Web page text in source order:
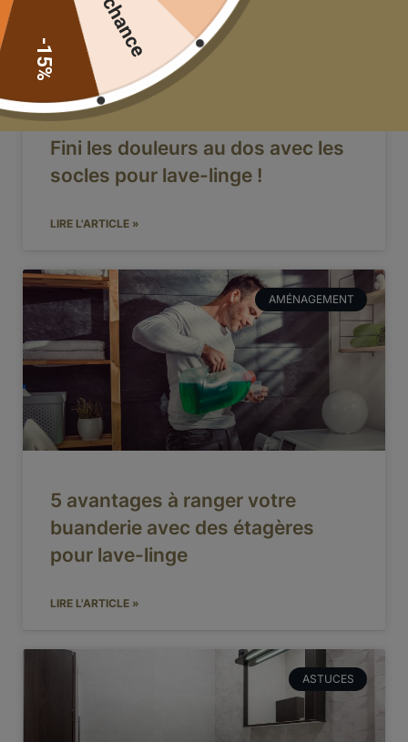
Fini les douleurs au dos avec les
socles pour lave-linge !
LIRE L'ARTICLE »
AMÉNAGEMENT
5 avantages à ranger votre
buanderie avec des étagères
pour lave-linge
LIRE L'ARTICLE »
ASTUCES
-15%